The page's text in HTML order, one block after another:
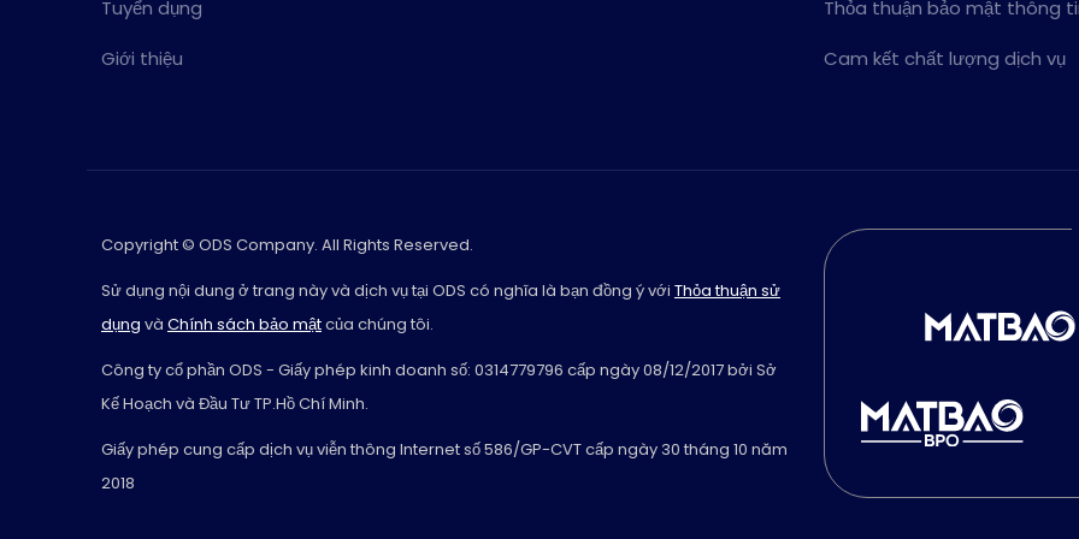
Tuyển dụng
Giới thiệu
Thỏa thuận bảo mật thông
Cam kết chất lượng dịch vụ
Copyright © ODS Company. All Rights Reserved.
Sử dụng nội dung ở trang này và dịch vụ tại ODS có nghĩa là bạn đồng ý với Thỏa thuận sử
dụng và Chính sách bảo mậtcủa chúng tôi.
Công ty cổ phần ODS - Giấy phép kinh doanh số: 0314779796 cấp ngày 08/12/2017 bởi Sở
Kế Hoạch và Đầu Tư TP.Hồ Chí Minh.
Giấy phép cung cấp dịch vụ viễn thông Internet số 586/GP-CVT cấp ngày 30 tháng 10 năm
2018